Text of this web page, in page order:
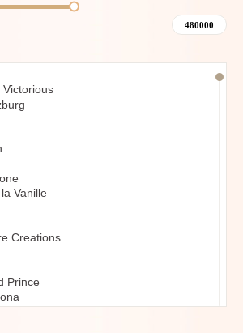
Victorious
Vanille
Creations
Prince